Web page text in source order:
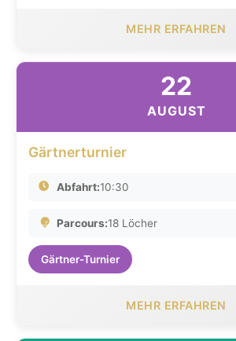
MEHR ERFAHREN
22
AUGUST
Gärtnerturnier
Abfahrt:10:30
Parcours:18 Löcher
Gärtner-Turnier
MEHR ERFAHREN